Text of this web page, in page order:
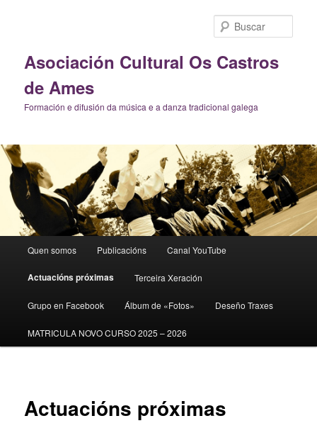
Asociación Cultural Os Castros
de Ames
Formación e difusión da música e a danza tradicional galega
principal
Quen somos Publicacións Canal YouTube
Actuacións próximas Terceira Xeración
Grupo en Facebook Álbum de «Fotos» Deseño Traxes
MATRICULA NOVO CURSO 2025 – 2026
Actuacións próximas